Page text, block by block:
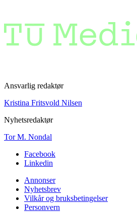
Ansvarlig redaktør
Kristina Fritsvold Nilsen
Nyhetsredaktør
Tor M. Nondal
Facebook
Linkedin
Annonser
Nyhetsbrev
Vilkår og bruksbetingelser
Personvern